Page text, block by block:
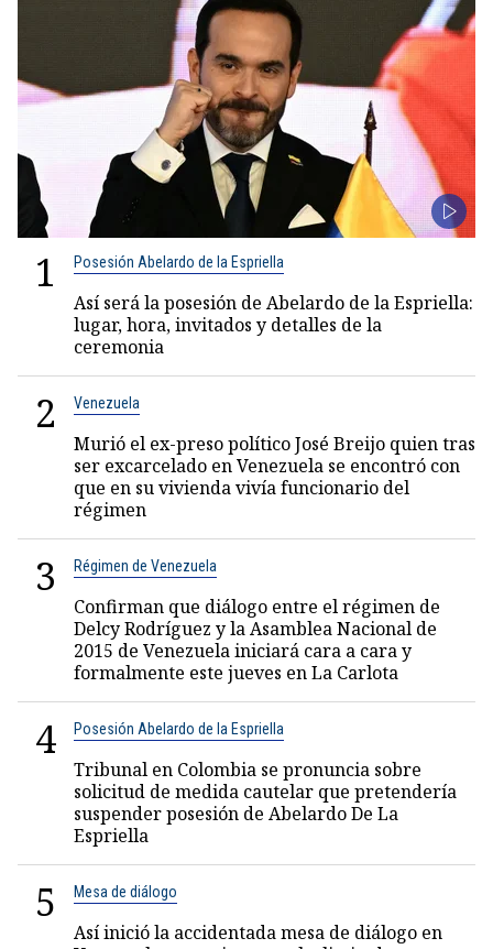
1 Posesión Abelardo de la Espriella
Así será la posesión de Abelardo de la Espriella:
lugar, hora, invitados y detalles de la
ceremonia
2 Venezuela
Murió el ex-preso político José Breijo quien tras
ser excarcelado en Venezuela se encontró con
que en su vivienda vivía funcionario del
régimen
3 Régimen de Venezuela
Confirman que diálogo entre el régimen de
Delcy Rodríguez y la Asamblea Nacional de
2015 de Venezuela iniciará cara a cara y
formalmente este jueves en La Carlota
4 Posesión Abelardo de la Espriella
Tribunal en Colombia se pronuncia sobre
solicitud de medida cautelar que pretendería
suspender posesión de Abelardo De La
Espriella
5 Mesa de diálogo
Así inició la accidentada mesa de diálogo en